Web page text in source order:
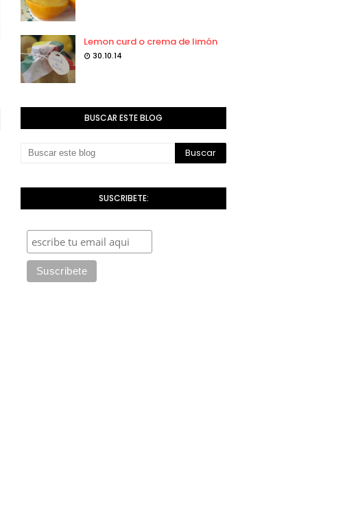
Lemon curd o crema de limón
30.10.14
BUSCAR ESTE BLOG
SUSCRIBETE: